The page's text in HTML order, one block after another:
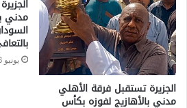
الجزيرة تستقبل فرقة الأهلي
مدني بالأهازيج لفوزه بكأس
مدني
يونيو 16, 2026